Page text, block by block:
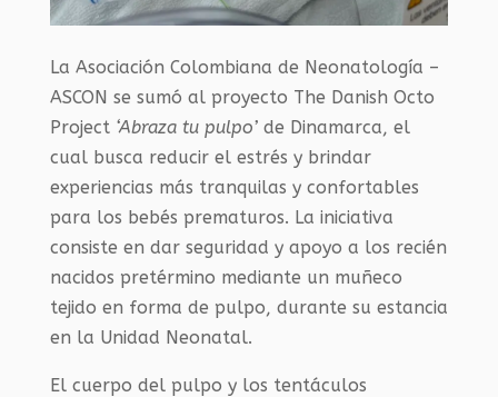
La Asociación Colombiana de Neonatología –
ASCON se sumó al proyecto The Danish Octo
Project ‘Abraza tu pulpo’ de Dinamarca, el
cual busca reducir el estrés y brindar
experiencias más tranquilas y confortables
para los bebés prematuros. La iniciativa
consiste en dar seguridad y apoyo a los recién
nacidos pretérmino mediante un muñeco
tejido en forma de pulpo, durante su estancia
en la Unidad Neonatal.
El cuerpo del pulpo y los tentáculos